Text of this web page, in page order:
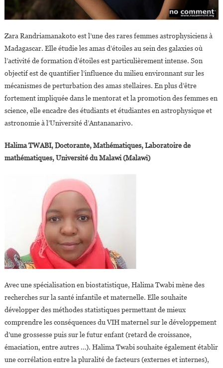
Zara Randriamanakoto est l’une des rares femmes astrophysiciens à
Madagascar. Elle étudie les amas d’étoiles au sein des galaxies où
l’activité de formation d’étoiles est particulièrement intense. Son
objectif est de quantifier l’influence du milieu environnant sur les
mécanismes de perturbation des amas stellaires. En plus d’être
fortement impliquée dans le mentorat et la promotion des femmes en
science, elle encadre des étudiants et étudiantes en astrophysique et
astronomie à l’Université d’Antananarivo.
Halima TWABI, Doctorante, Mathématiques, Laboratoire de
mathématiques, Université du Malawi (Malawi)
Avec une spécialisation en biostatistique, Halima Twabi mène des
recherches sur la santé infantile et maternelle. Elle souhaite
développer des méthodes statistiques permettant de mieux
comprendre les conséquences du VIH maternel sur le développement
d’une grossesse puis sur le futur enfant (retard de croissance,
émaciation, entre autres …). Halima Twabi souhaite également établir
une corrélation entre la pluralité de facteurs (externes et internes),